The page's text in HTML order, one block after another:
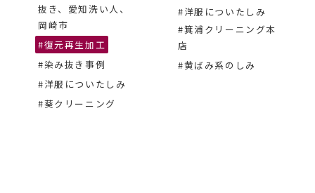
抜き、愛知洗い人、
岡崎市
#復元再生加工
#染み抜き事例
#洋服についたしみ
#葵クリーニング
#洋服についたしみ
#箕浦クリーニング本
店
#黄ばみ系のしみ